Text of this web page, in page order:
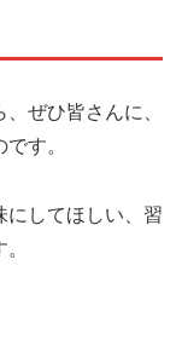
ぜひ皆さんに、
す。
にしてほしい、習